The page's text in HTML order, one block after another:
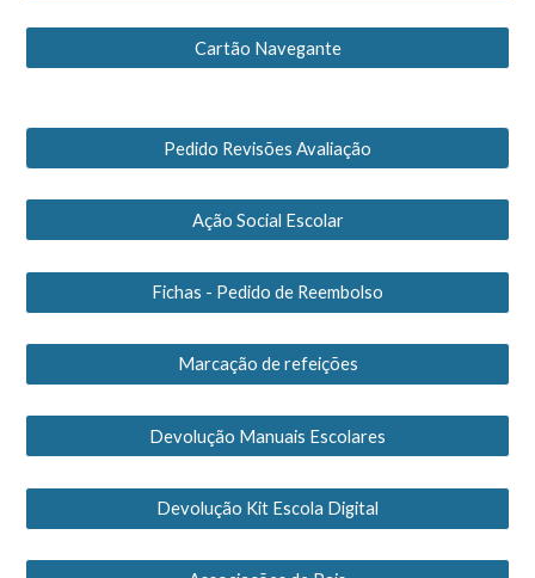
Cartão Navegante
Pedido Revisões Avaliação
Ação Social Escolar
Fichas - Pedido de Reembolso
Marcação de refeições
Devolução Manuais Escolares
Devolução Kit Escola Digital